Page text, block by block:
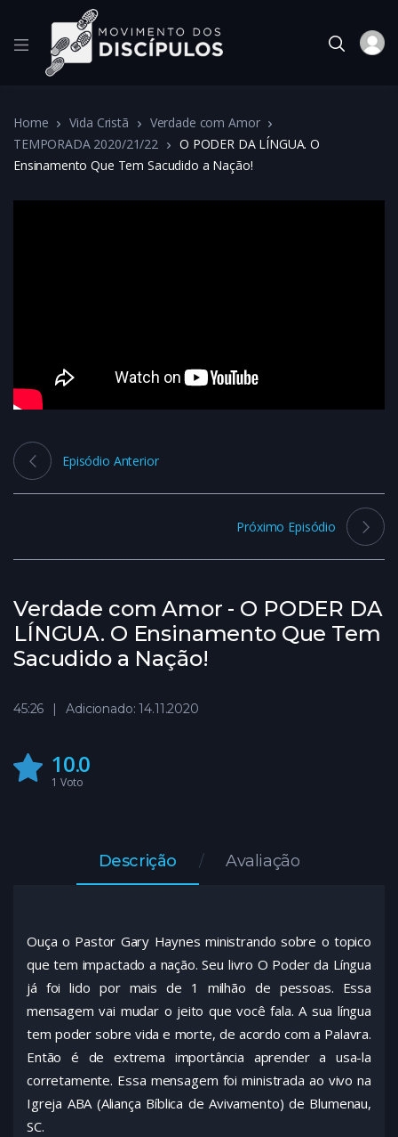
Home Vida Cristã
Verdade com Amor
TEMPORADA 2020/21/22
O PODER DA LÍNGUA. O
Ensinamento Que Tem Sacudido a Nação!
Verdade com Amor - O PODER DA
LÍNGUA. O Ensinamento Que Tem
Sacudido a Nação!
Episódio Anterior
Próximo Episódio
45:26 Adicionado: 14.11.2020
10.0
1 Voto
Descrição Avaliação
Ouça o Pastor Gary Haynes ministrando sobre o topico
que tem impactado a nação. Seu livro O Poder da Língua
já foi lido por mais de 1 milhão de pessoas. Essa
mensagem vai mudar o jeito que você fala. A sua língua
tem poder sobre vida e morte, de acordo com a Palavra.
Então é de extrema importância aprender a usa-la
corretamente. Essa mensagem foi ministrada ao vivo na
Igreja ABA (Aliança Bíblica de Avivamento) de Blumenau,
SC.